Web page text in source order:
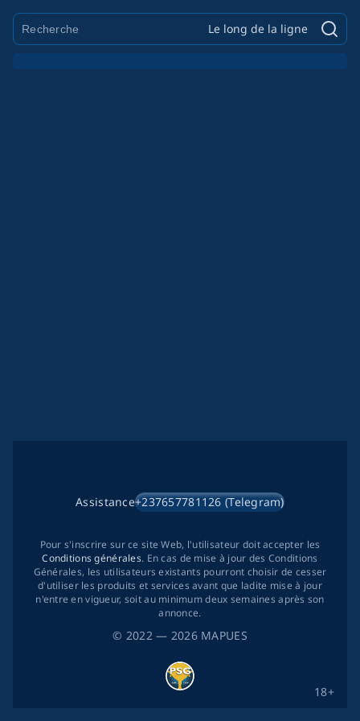
Le long de la ligne
© 2022— 2026 MAPUES
Assistance+237657781126 (Telegram)
18+
Pour s'inscrire sur ce site Web, l'utilisateur doit accepter les
Conditions générales. En cas de mise à jour des Conditions
Générales, les utilisateurs existants pourront choisir de cesser
d'utiliser les produits et services avant que ladite mise à jour
n'entre en vigueur, soit au minimum deux semaines après son
annonce.